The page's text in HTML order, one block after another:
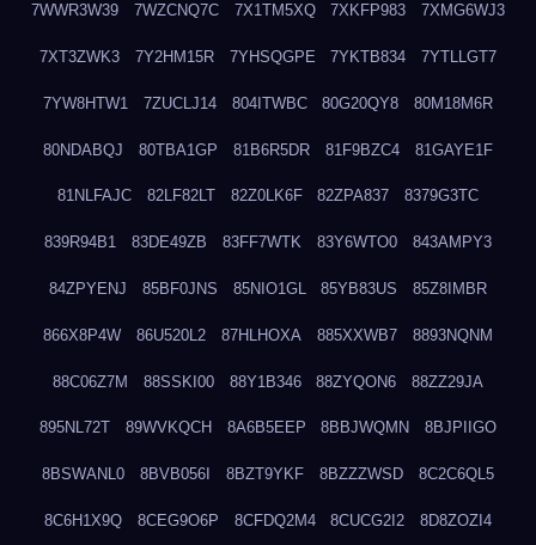
7WWR3W39 7WZCNQ7C 7X1TM5XQ 7XKFP983 7XMG6WJ3
7XT3ZWK3 7Y2HM15R 7YHSQGPE 7YKTB834 7YTLLGT7
7YW8HTW1 7ZUCLJ14 804ITWBC 80G20QY8 80M18M6R
80NDABQJ 80TBA1GP 81B6R5DR 81F9BZC4 81GAYE1F
81NLFAJC 82LF82LT 82Z0LK6F 82ZPA837 8379G3TC
839R94B1 83DE49ZB 83FF7WTK 83Y6WTO0 843AMPY3
84ZPYENJ 85BF0JNS 85NIO1GL 85YB83US 85Z8IMBR
866X8P4W 86U520L2 87HLHOXA 885XXWB7 8893NQNM
88C06Z7M 88SSKI00 88Y1B346 88ZYQON6 88ZZ29JA
895NL72T 89WVKQCH 8A6B5EEP 8BBJWQMN 8BJPIIGO
8BSWANL0 8BVB056I 8BZT9YKF 8BZZZWSD 8C2C6QL5
8C6H1X9Q 8CEG9O6P 8CFDQ2M4 8CUCG2I2 8D8ZOZI4